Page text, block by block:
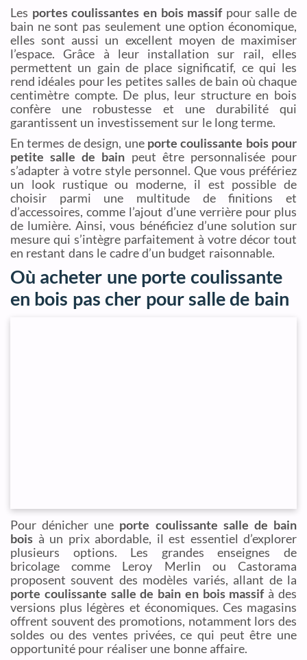
Les portes coulissantes en bois massifpour salle de
bain ne sont pas seulement une option économique,
elles sont aussi un excellent moyen de maximiser
l’espace. Grâce à leur installation sur rail, elles
permettent un gain de place significatif, ce qui les
rend idéales pour les petites salles de bain où chaque
centimètre compte. De plus, leur structure en bois
confère une robustesse et une durabilité qui
garantissent un investissement sur le long terme.
En termes de design, une porte coulissante bois pour
petite salle de bain peut être personnalisée pour
s’adapter à votre style personnel. Que vous préfériez
un look rustique ou moderne, il est possible de
choisir parmi une multitude de finitions et
d’accessoires, comme l’ajout d’une verrière pour plus
de lumière. Ainsi, vous bénéficiez d’une solution sur
mesure qui s’intègre parfaitement à votre décor tout
en restant dans le cadre d’un budget raisonnable.
Où acheter une porte coulissante
en bois pas cher pour salle de bain
Pour dénicher une porte coulissante salle de bain
bois à un prix abordable, il est essentiel d’explorer
plusieurs options. Les grandes enseignes de
bricolage comme Leroy Merlin ou Castorama
proposent souvent des modèles variés, allant de la
porte coulissante salle de bain en bois massifà des
versions plus légères et économiques. Ces magasins
offrent souvent des promotions, notamment lors des
soldes ou des ventes privées, ce qui peut être une
opportunité pour réaliser une bonne affaire.